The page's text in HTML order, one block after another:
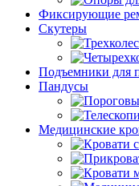
Фиксирующие
Скутеры
Подъемники для
Пандусы
Медицинские